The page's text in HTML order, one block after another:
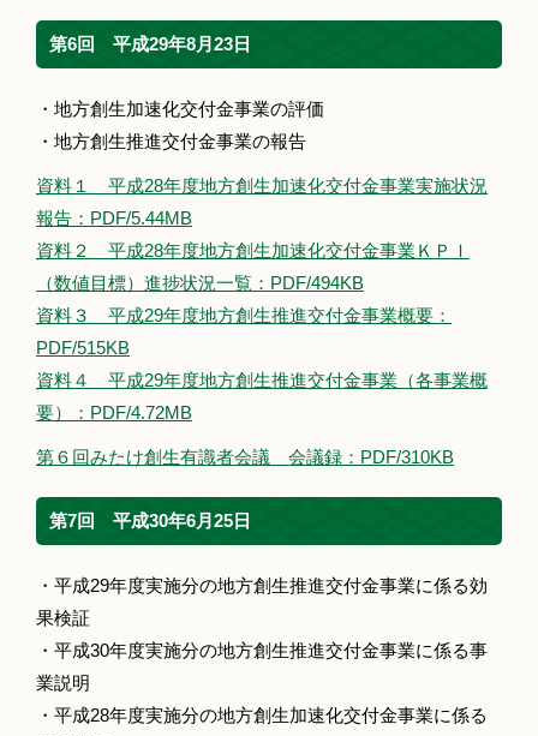
第6回 平成29年8月23日
・地方創生加速化交付金事業の評価
・地方創生推進交付金事業の報告
資料１ 平成28年度地方創生加速化交付金事業実施状況
報告：PDF/5.44MB
資料２ 平成28年度地方創生加速化交付金事業ＫＰＩ
（数値目標）進捗状況一覧：PDF/494KB
資料３ 平成29年度地方創生推進交付金事業概要：
PDF/515KB
資料４ 平成29年度地方創生推進交付金事業（各事業概
要）：PDF/4.72MB
第６回みたけ創生有識者会議 会議録：PDF/310KB
第7回 平成30年6月25日
・平成29年度実施分の地方創生推進交付金事業に係る効
果検証
・平成30年度実施分の地方創生推進交付金事業に係る事
業説明
・平成28年度実施分の地方創生加速化交付金事業に係る